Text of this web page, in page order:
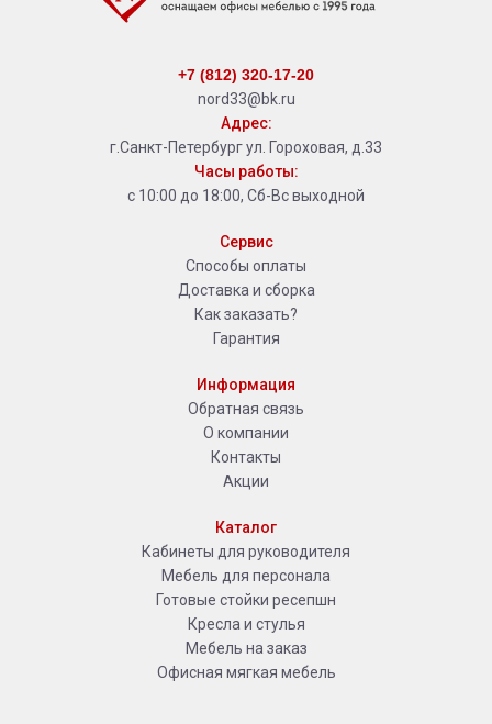
+7 (812) 320-17-20
nord33@bk.ru
Адрес:
г.Санкт-Петербург ул. Гороховая, д.33
Часы работы:
с 10:00 до 18:00, Сб-Вс выходной
Сервис
Способы оплаты
Доставка и сборка
Как заказать?
Гарантия
Информация
Обратная связь
О компании
Контакты
Акции
Каталог
Кабинеты для руководителя
Мебель для персонала
Готовые стойки ресепшн
Кресла и стулья
Мебель на заказ
Офисная мягкая мебель